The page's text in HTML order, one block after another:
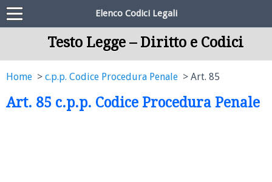
Elenco Codici Legali
Testo Legge – Diritto e Codici
Home c.p.p. Codice Procedura Penale Art. 85
Art. 85 c.p.p. Codice Procedura Penale